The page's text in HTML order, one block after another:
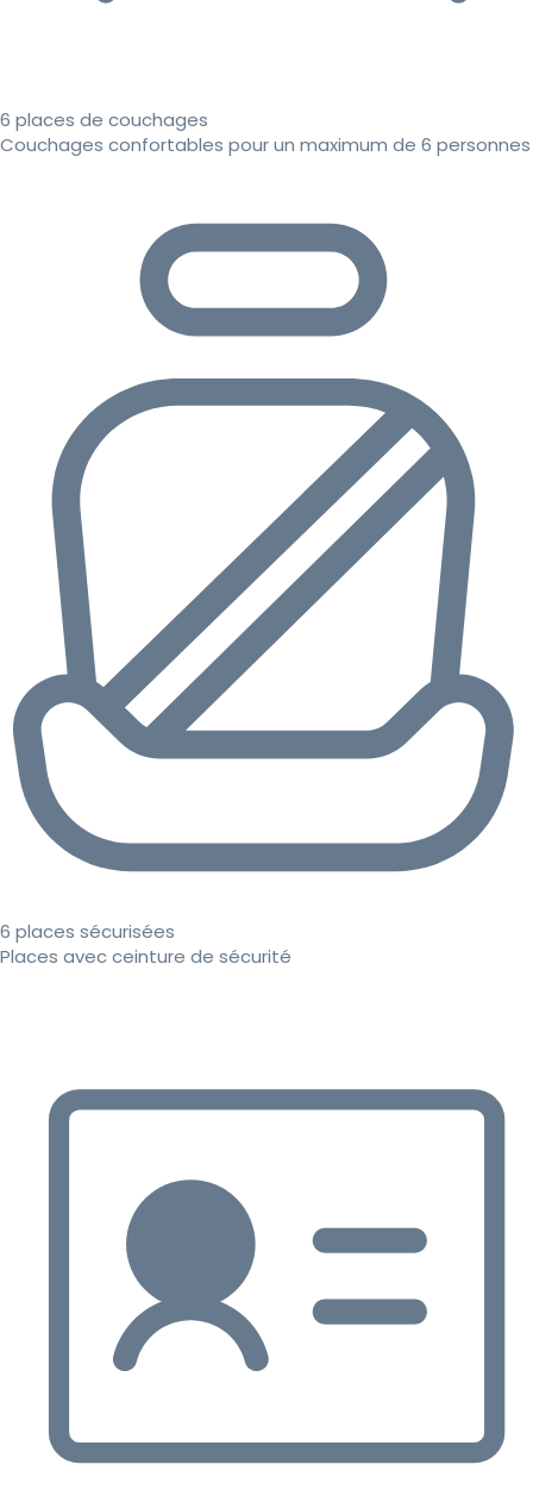
6 places de couchages
Couchages confortables pour un maximum de 6 personnes
6 places sécurisées
Places avec ceinture de sécurité